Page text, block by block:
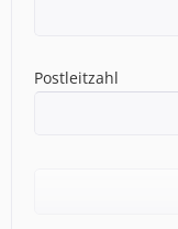
Postleitzahl